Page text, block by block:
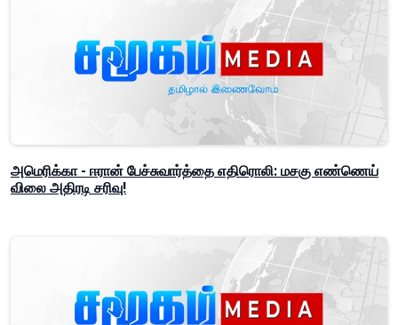
அமெரிக்கா - ஈரான் பேச்சுவார்த்தை எதிரொலி: மசகு எண்ணெய்
விலை அதிரடி சரிவு!